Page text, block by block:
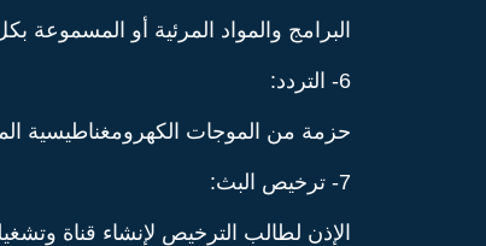
البرامج والمواد المرئية أو المسموعة
6- التردد:
حزمة من الموجات الكهرومغناطيسية
7- ترخيص البث:
الإذن لطالب الترخيص لإنشاء قناة